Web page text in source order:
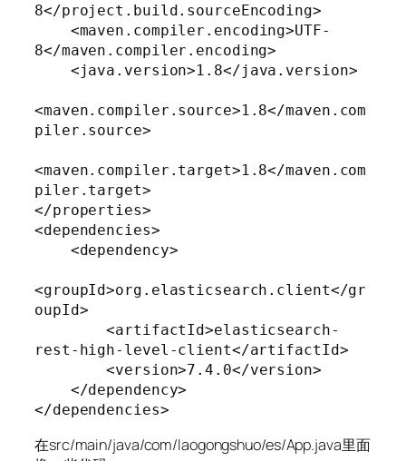
8</project.build.sourceEncoding>
8</maven.compiler.encoding>
<maven.compiler.source>1.8</maven.com
piler.source>
<maven.compiler.target>1.8</maven.com
piler.target>
</properties>
<dependencies>
<groupId>org.elasticsearch.client</gr
oupId>
        <artifactId>elasticsearch-
rest-high-level-client</artifactId>
        <version>7.4.0</version>
</dependencies>
在src/main/java/com/laogongshuo/es/App.java里面